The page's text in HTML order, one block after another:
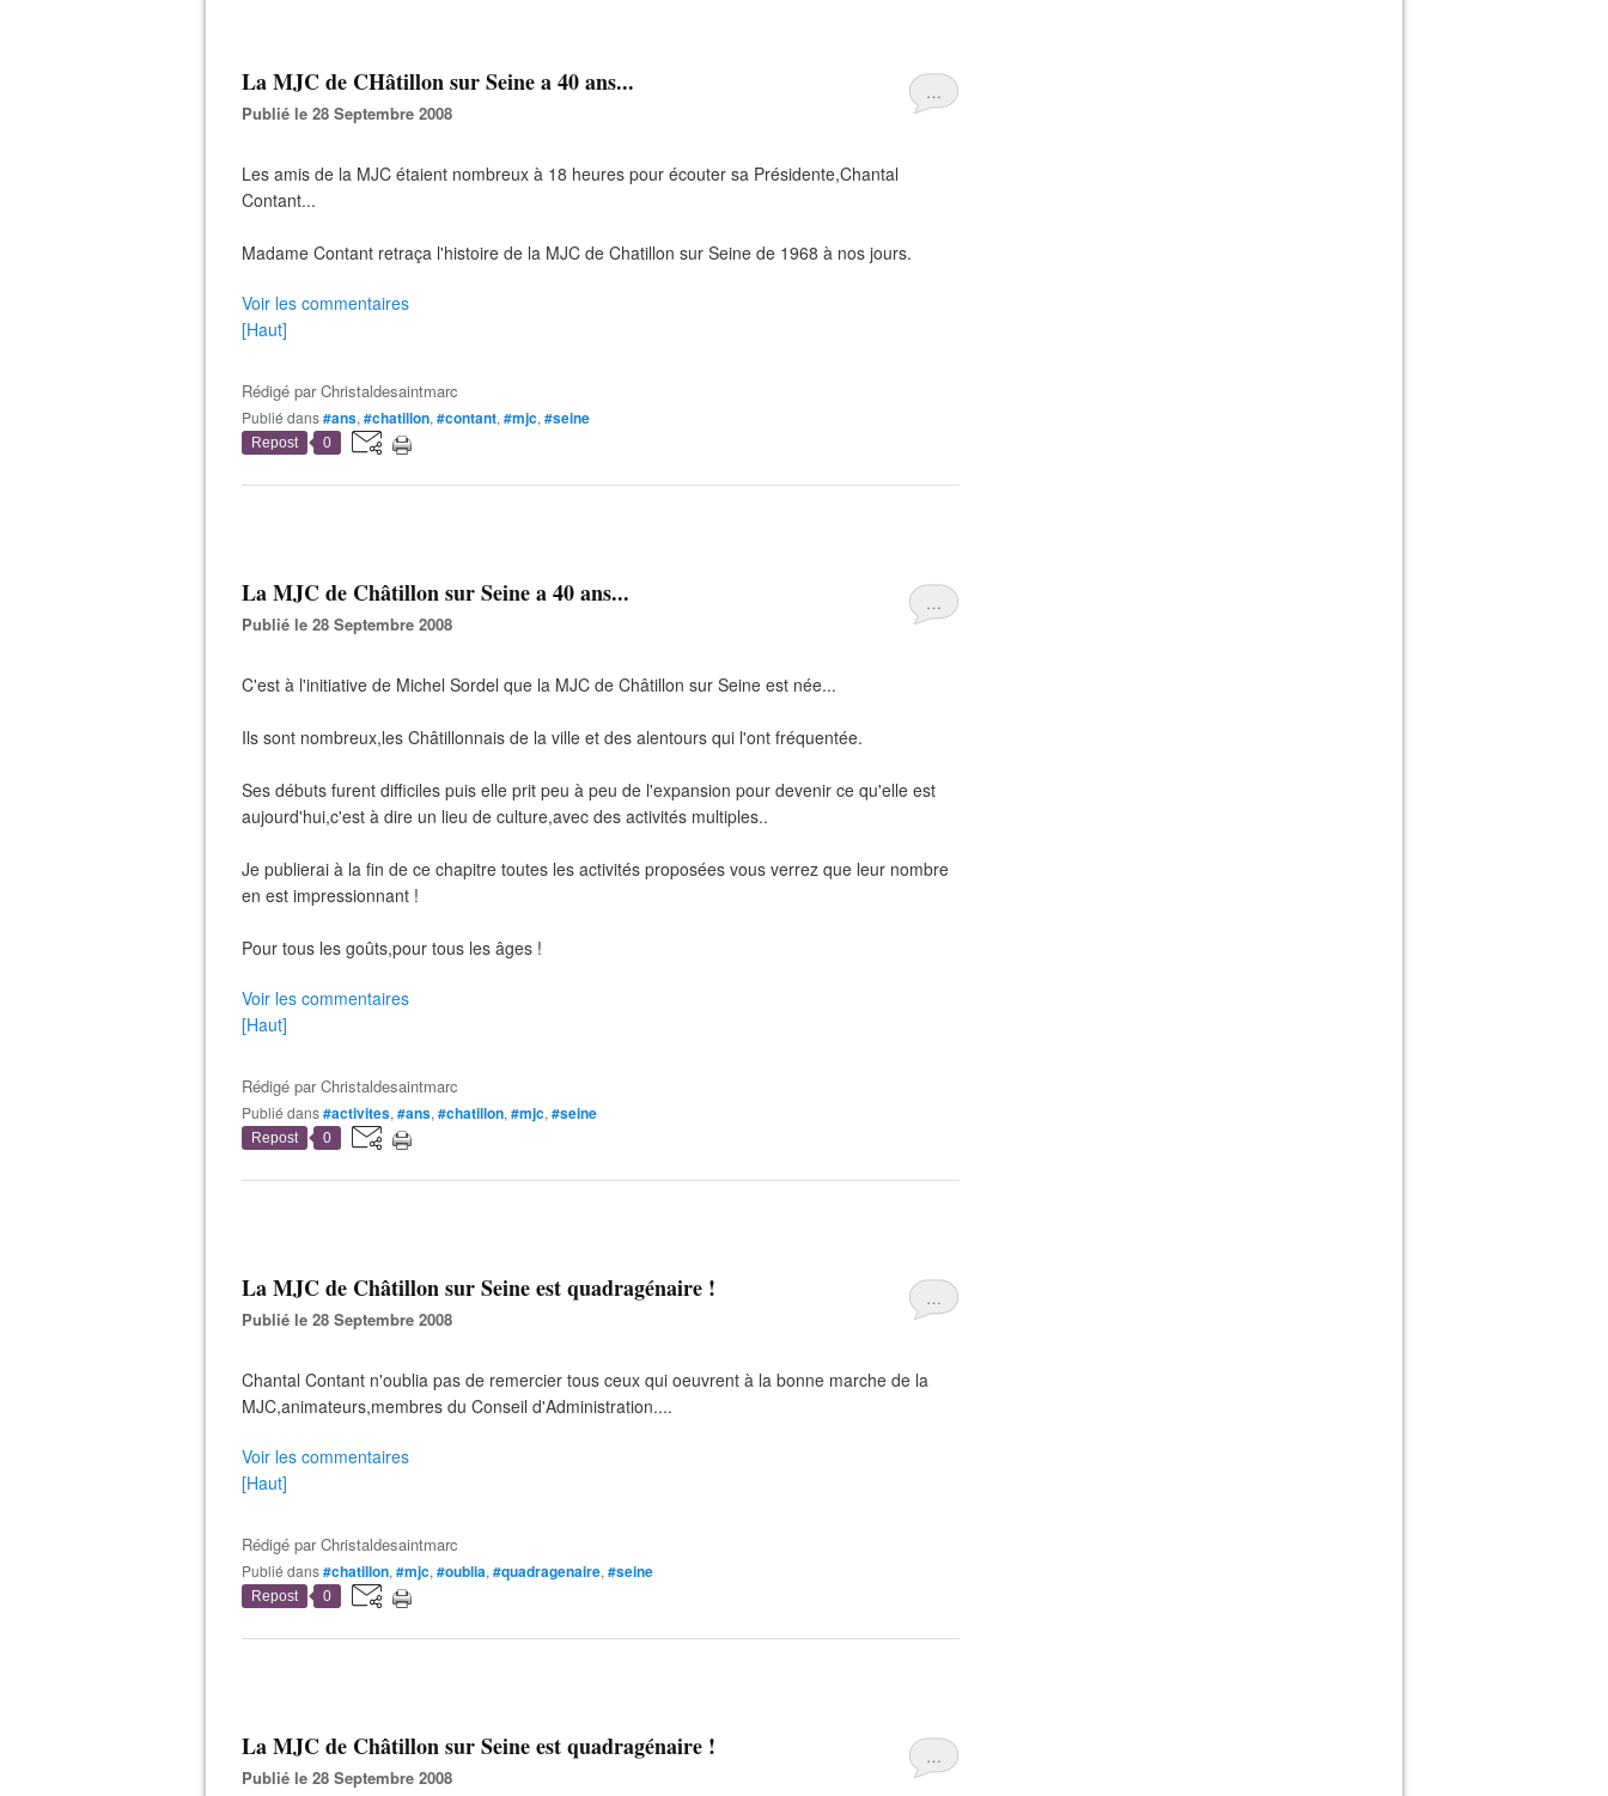
…
La MJC de CHâtillon sur Seine a 40 ans...
Publié le 28 Septembre 2008
Les amis de la MJC étaient nombreux à 18 heures pour écouter sa Présidente,Chantal
Contant...
Madame Contant retraça l'histoire de la MJC de Chatillon sur Seine de 1968 à nos jours.
Voir les commentaires
[Haut]
Rédigé parChristaldesaintmarc
Publié dans#ans, #chatillon, #contant, #mjc, #seine
Repost 0
…
La MJC de Châtillon sur Seine a 40 ans...
Publié le 28 Septembre 2008
C'est à l'initiative de Michel Sordel que la MJC de Châtillon sur Seine est née...
Ils sont nombreux,les Châtillonnais de la ville et des alentours qui l'ont fréquentée.
Ses débuts furent difficiles puis elle prit peu à peu de l'expansion pour devenir ce qu'elle est
aujourd'hui,c'est à dire un lieu de culture,avec des activités multiples..
Je publierai à la fin de ce chapitre toutes les activités proposées vous verrez que leur nombre
en est impressionnant !
Pour tous les goûts,pour tous les âges !
Voir les commentaires
[Haut]
Rédigé parChristaldesaintmarc
Publié dans#activites, #ans, #chatillon, #mjc, #seine
Repost 0
…
La MJC de Châtillon sur Seine est quadragénaire !
Publié le 28 Septembre 2008
Chantal Contant n'oublia pas de remercier tous ceux qui oeuvrent à la bonne marche de la
MJC,animateurs,membres du Conseil d'Administration....
Voir les commentaires
[Haut]
Rédigé parChristaldesaintmarc
Publié dans#chatillon, #mjc, #oublia, #quadragenaire, #seine
Repost 0
…
La MJC de Châtillon sur Seine est quadragénaire !
Publié le 28 Septembre 2008